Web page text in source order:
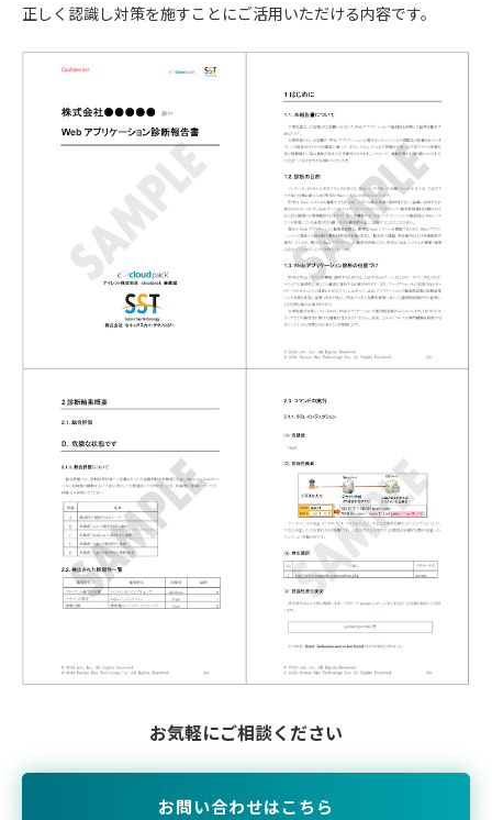
正しく認識し対策を施すことにご活用いただける内容です。
お気軽にご相談ください
お問い合わせはこちら